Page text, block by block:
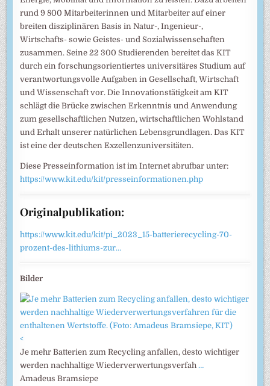
rund 9 800 Mitarbeiterinnen und Mitarbeiter auf einer
breiten disziplinären Basis in Natur-, Ingenieur-,
Wirtschafts- sowie Geistes- und Sozialwissenschaften
zusammen. Seine 22 300 Studierenden bereitet das KIT
durch ein forschungsorientiertes universitäres Studium auf
verantwortungsvolle Aufgaben in Gesellschaft, Wirtschaft
und Wissenschaft vor. Die Innovationstätigkeit am KIT
schlägt die Brücke zwischen Erkenntnis und Anwendung
zum gesellschaftlichen Nutzen, wirtschaftlichen Wohlstand
und Erhalt unserer natürlichen Lebensgrundlagen. Das KIT
ist eine der deutschen Exzellenzuniversitäten.
Diese Presseinformation ist im Internet abrufbar unter:
https://www.kit.edu/kit/presseinformationen.php
Originalpublikation:
https://www.kit.edu/kit/pi_2023_15-batterierecycling-70-
prozent-des-lithiums-zur…
Bilder
<
Je mehr Batterien zum Recycling anfallen, desto wichtiger
werden nachhaltige Wiederverwertungsverfah …
Amadeus Bramsiepe